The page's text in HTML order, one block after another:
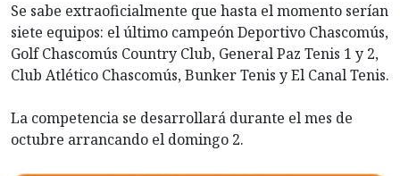
Se sabe extraoficialmente que hasta el momento serían
siete equipos: el último campeón Deportivo Chascomús,
Golf Chascomús Country Club, General Paz Tenis 1 y 2,
Club Atlético Chascomús, Bunker Tenis y El Canal Tenis.
La competencia se desarrollará durante el mes de
octubre arrancando el domingo 2.